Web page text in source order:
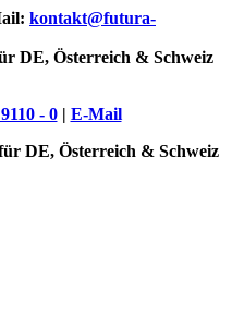
kontakt@futura-
DE, Österreich & Schweiz
- 0| E-Mail
DE, Österreich & Schweiz